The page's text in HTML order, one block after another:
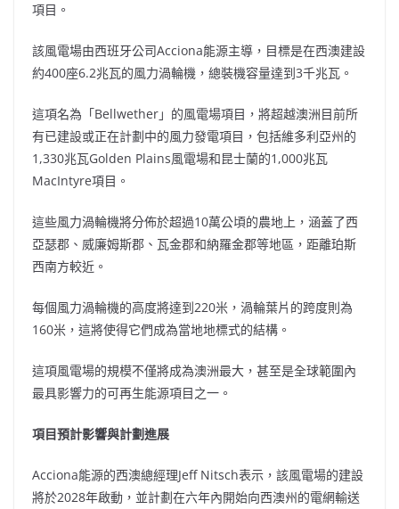
項目。
該風電場由西班牙公司Acciona能源主導，目標是在西澳建設
約400座6.2兆瓦的風力渦輪機，總裝機容量達到3千兆瓦。
這項名為「Bellwether」的風電場項目，將超越澳洲目前所
有已建設或正在計劃中的風力發電項目，包括維多利亞州的
1,330兆瓦Golden Plains風電場和昆士蘭的1,000兆瓦
MacIntyre項目。
這些風力渦輪機將分佈於超過10萬公頃的農地上，涵蓋了西
亞瑟郡、威廉姆斯郡、瓦金郡和納羅金郡等地區，距離珀斯
西南方較近。
每個風力渦輪機的高度將達到220米，渦輪葉片的跨度則為
160米，這將使得它們成為當地地標式的結構。
這項風電場的規模不僅將成為澳洲最大，甚至是全球範圍內
最具影響力的可再生能源項目之一。
項目預計影響與計劃進展
Acciona能源的西澳總經理Jeff Nitsch表示，該風電場的建設
將於2028年啟動，並計劃在六年內開始向西澳州的電網輸送